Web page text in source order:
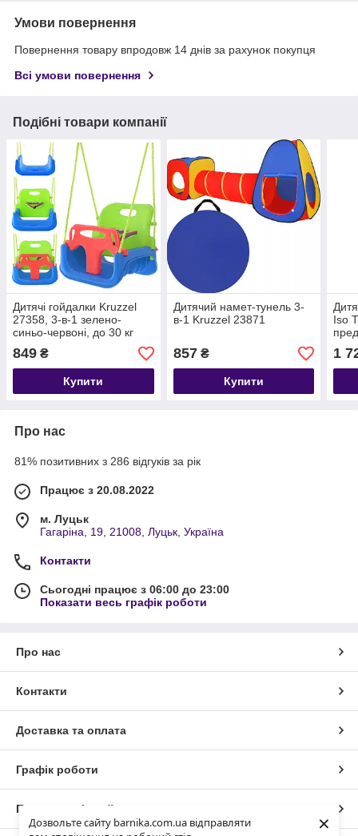
Дозвольте сайту barnika.com.ua відправляти
×
Умови повернення
Повернення товару впродовж 14 днів за рахунок покупця
Всі умови повернення
Подібні товари компанії
Дитячі гойдалки Kruzzel
27358, 3-в-1 зелено-
синьо-червоні, до 30 кг
849 ₴
Купити
Дитячий намет-тунель 3-
в-1 Kruzzel 23871
857₴
Купити
Iso
1
Про нас
81% позитивних з 286 відгуків за рік
Працює з 20.08.2022
м. Луцьк
Гагаріна, 19, 21008, Луцьк, Україна
Контакти
Сьогодні працює з 06:00 до 23:00
Показати весь графік роботи
Про нас
Контакти
Доставка та оплата
Графік роботи
Повна версія сайту